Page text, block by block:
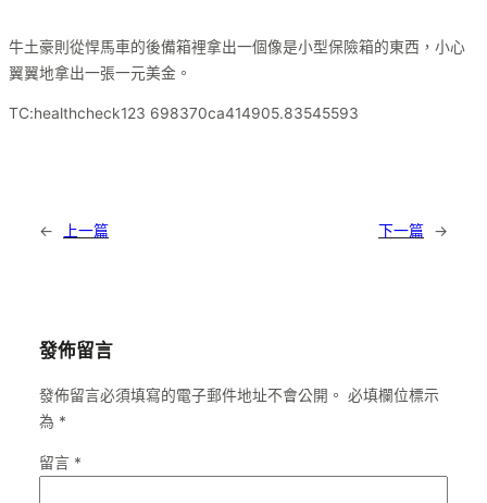
牛土豪則從悍馬車的後備箱裡拿出一個像是小型保險箱的東西，小心
翼翼地拿出一張一元美金。
TC:healthcheck123 698370ca414905.83545593
← 上一篇 下一篇 →
發佈留言
發佈留言必須填寫的電子郵件地址不會公開。 必填欄位標示
為 *
留言 *